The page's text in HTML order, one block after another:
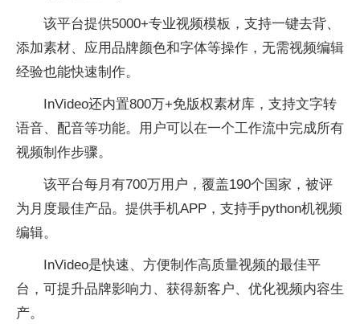
该平台提供5000+专业视频模板，支持一键去背、
添加素材、应用品牌颜色和字体等操作，无需视频编辑
经验也能快速制作。
InVideo还内置800万+免版权素材库，支持文字转
语音、配音等功能。用户可以在一个工作流中完成所有
视频制作步骤。
该平台每月有700万用户，覆盖190个国家，被评
为月度最佳产品。提供手机APP，支持手python机视频
编辑。
InVideo是快速、方便制作高质量视频的最佳平
台，可提升品牌影响力、获得新客户、优化视频内容生
产。